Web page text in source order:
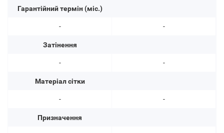
Гарантійний термін (міс.)
-
Затінення
-
Матеріал сітки
-
Призначення
-
-
-